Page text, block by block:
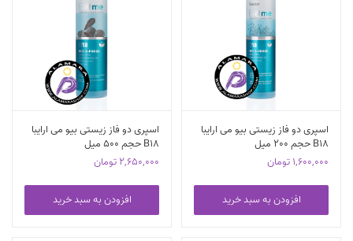
اسپری دو فاز زیستی بیو می ارایبا
B18 حجم 200 میل
1,600,000تومان
افزودن به سبد خرید
اسپری دو فاز زیستی بیو می ارایبا
B18 حجم 500 میل
2,650,000تومان
افزودن به سبد خرید